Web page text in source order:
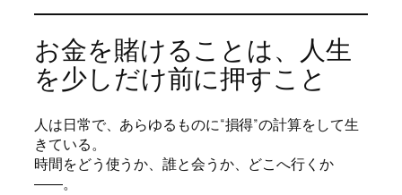
お金を賭けることは、人生
を少しだけ前に押すこと
人は日常で、あらゆるものに“損得”の計算をして生
きている。
時間をどう使うか、誰と会うか、どこへ行くか
――。